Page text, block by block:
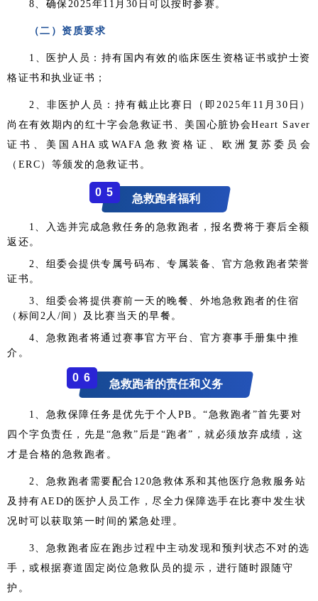
8、确保2025年11月30日可以按时参赛。
（二）资质要求
1、医护人员：持有国内有效的临床医生资格证书或护士资
格证书和执业证书；
2、非医护人员：持有截止比赛日（即2025年11月30日）
尚在有效期内的红十字会急救证书、美国心脏协会Heart Saver
证书、美国AHA或WAFA急救资格证、欧洲复苏委员会
（ERC）等颁发的急救证书。
0 5
急救跑者福利
1、入选并完成急救任务的急救跑者，报名费将于赛后全额
返还。
2、组委会提供专属号码布、专属装备、官方急救跑者荣誉
证书。
3、组委会将提供赛前一天的晚餐、外地急救跑者的住宿
（标间2人/间）及比赛当天的早餐。
4、急救跑者将通过赛事官方平台、官方赛事手册集中推
介。
0 6
急救跑者的责任和义务
1、急救保障任务是优先于个人PB。“急救跑者”首先要对
四个字负责任，先是“急救”后是“跑者”，就必须放弃成绩，这
才是合格的急救跑者。
2、急救跑者需要配合120急救体系和其他医疗急救服务站
及持有AED的医护人员工作，尽全力保障选手在比赛中发生状
况时可以获取第一时间的紧急处理。
3、急救跑者应在跑步过程中主动发现和预判状态不对的选
手，或根据赛道固定岗位急救队员的提示，进行随时跟随守
护。